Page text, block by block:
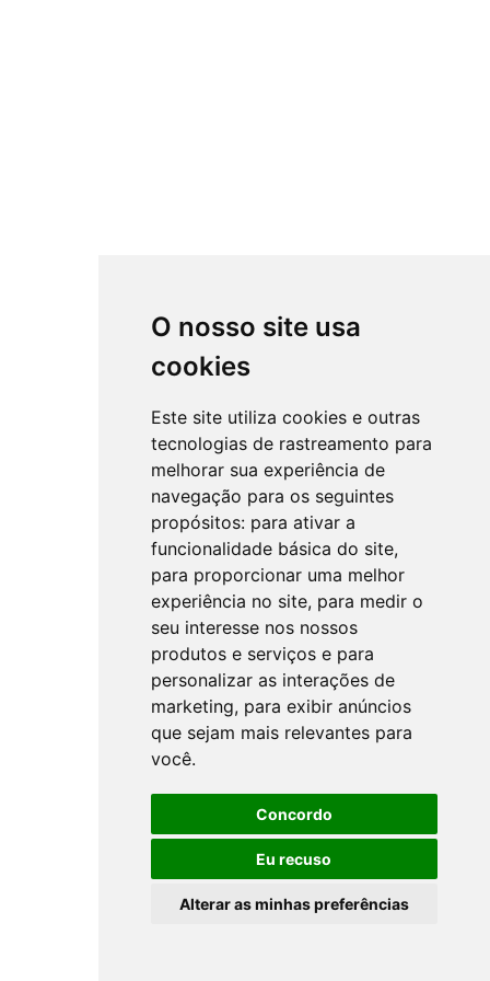
O nosso site usa
cookies
Este site utiliza cookies e outras
tecnologias de rastreamento para
melhorar sua experiência de
navegação para os seguintes
propósitos: para ativar a
funcionalidade básica do site,
para proporcionar uma melhor
experiência no site, para medir o
seu interesse nos nossos
produtos e serviços e para
personalizar as interações de
marketing, para exibir anúncios
que sejam mais relevantes para
você.
Concordo
Eu recuso
Alterar as minhas preferências